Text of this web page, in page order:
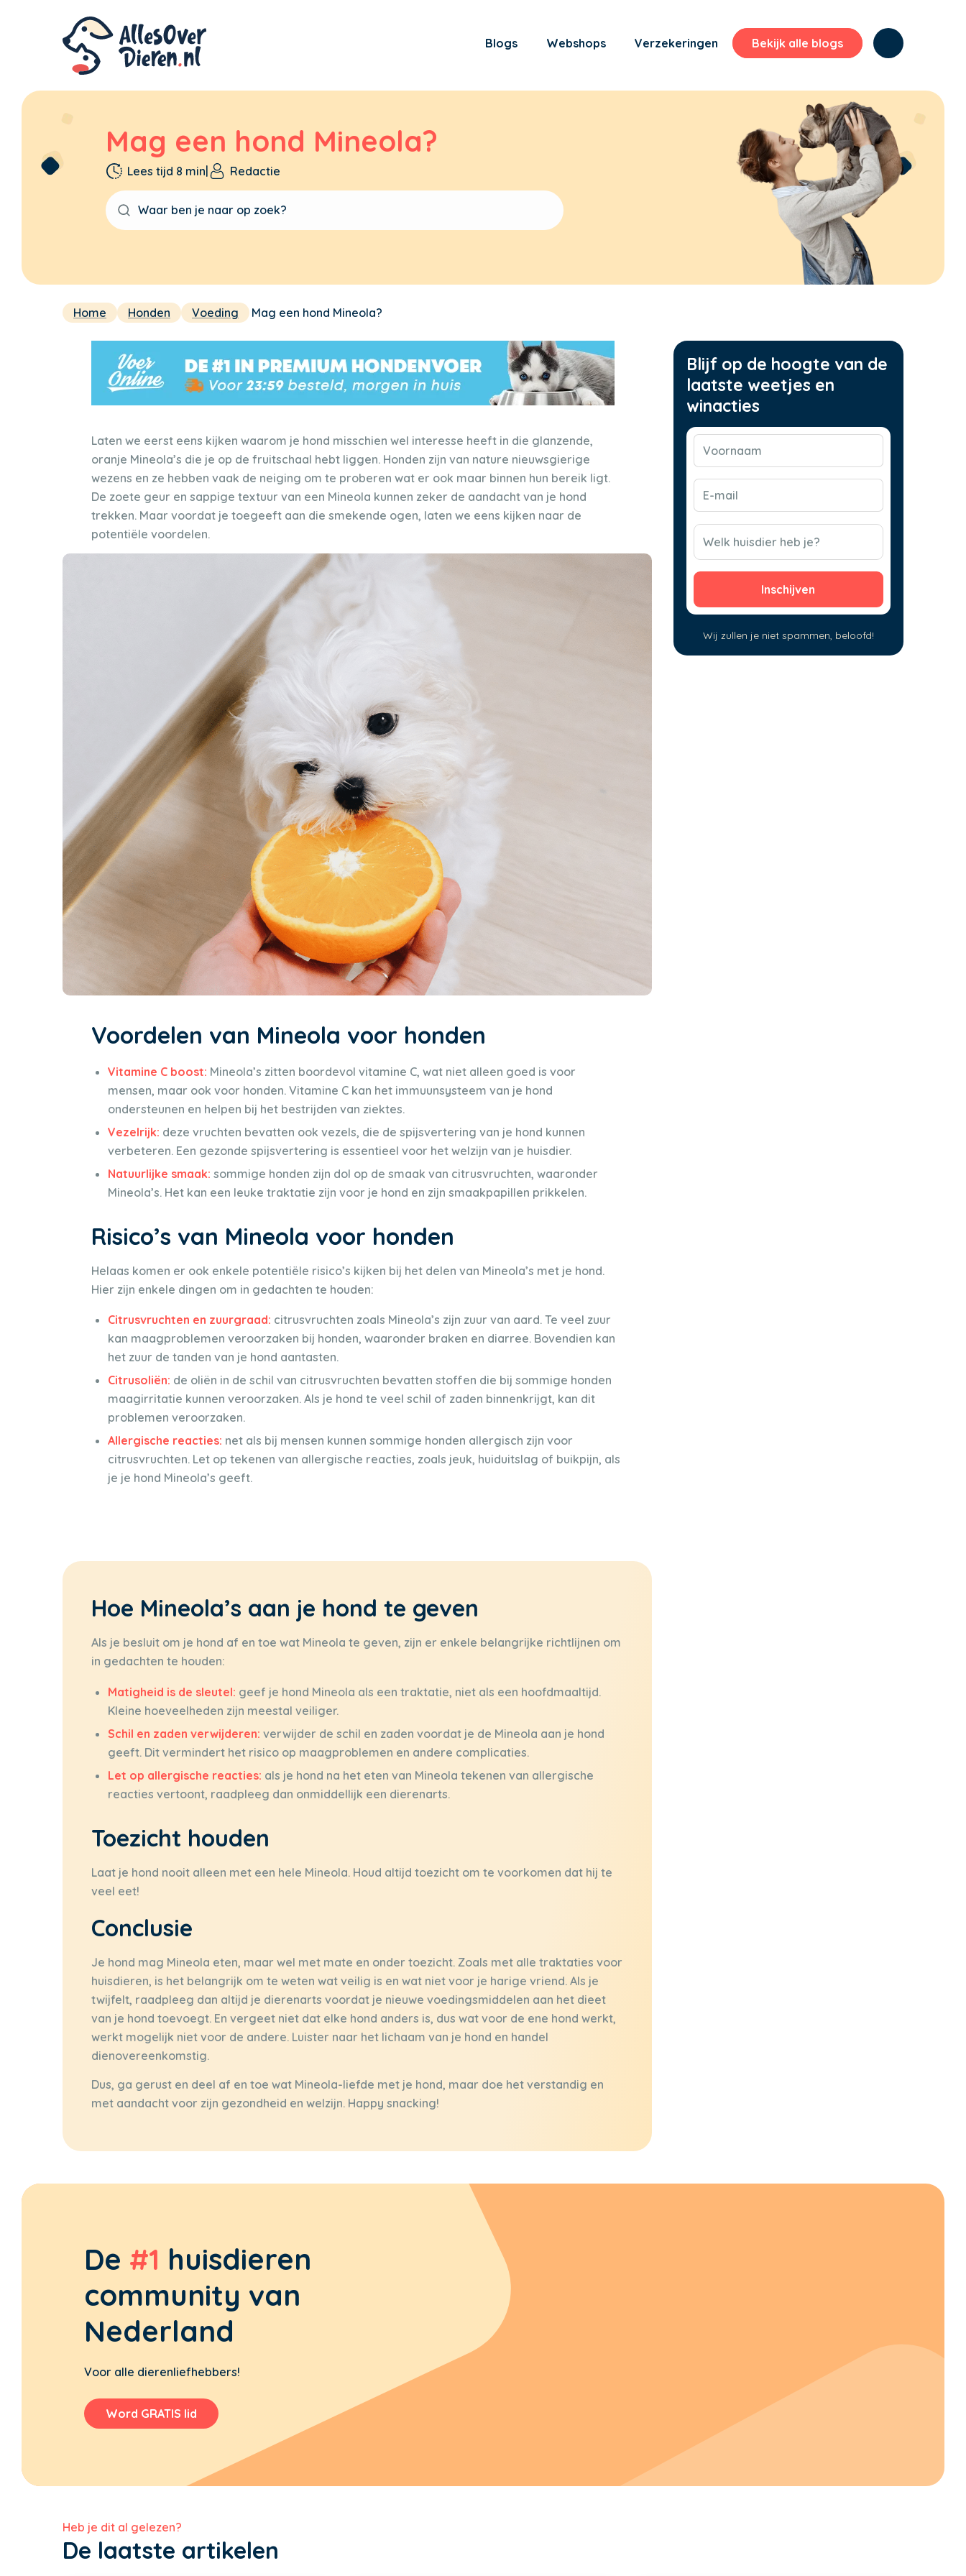
Blogs Webshops Verzekeringen Bekijk alle blogs
Mag een hond Mineola?
Lees tijd 8 min| Redactie
Home Honden Voeding Mag een hond Mineola?
Laten we eerst eens kijken waarom je hond misschien wel interesse heeft in die glanzende,
oranje Mineola’s die je op de fruitschaal hebt liggen. Honden zijn van nature nieuwsgierige
wezens en ze hebben vaak de neiging om te proberen wat er ook maar binnen hun bereik ligt.
De zoete geur en sappige textuur van een Mineola kunnen zeker de aandacht van je hond
trekken. Maar voordat je toegeeft aan die smekende ogen, laten we eens kijken naar de
potentiële voordelen.
Voordelen van Mineola voor honden
Vitamine C boost: Mineola’s zitten boordevol vitamine C, wat niet alleen goed is voor
mensen, maar ook voor honden. Vitamine C kan het immuunsysteem van je hond
ondersteunen en helpen bij het bestrijden van ziektes.
Vezelrijk: deze vruchten bevatten ook vezels, die de spijsvertering van je hond kunnen
verbeteren. Een gezonde spijsvertering is essentieel voor het welzijn van je huisdier.
Natuurlijke smaak: sommige honden zijn dol op de smaak van citrusvruchten, waaronder
Mineola’s. Het kan een leuke traktatie zijn voor je hond en zijn smaakpapillen prikkelen.
Risico’s van Mineola voor honden
Helaas komen er ook enkele potentiële risico’s kijken bij het delen van Mineola’s met je hond.
Hier zijn enkele dingen om in gedachten te houden:
Citrusvruchten en zuurgraad: citrusvruchten zoals Mineola’s zijn zuur van aard. Te veel zuur
kan maagproblemen veroorzaken bij honden, waaronder braken en diarree. Bovendien kan
het zuur de tanden van je hond aantasten.
Citrusoliën: de oliën in de schil van citrusvruchten bevatten stoffen die bij sommige honden
maagirritatie kunnen veroorzaken. Als je hond te veel schil of zaden binnenkrijgt, kan dit
problemen veroorzaken.
Allergische reacties: net als bij mensen kunnen sommige honden allergisch zijn voor
citrusvruchten. Let op tekenen van allergische reacties, zoals jeuk, huiduitslag of buikpijn, als
je je hond Mineola’s geeft.
Hoe Mineola’s aan je hond te geven
Als je besluit om je hond af en toe wat Mineola te geven, zijn er enkele belangrijke richtlijnen om
in gedachten te houden:
Matigheid is de sleutel: geef je hond Mineola als een traktatie, niet als een hoofdmaaltijd.
Kleine hoeveelheden zijn meestal veiliger.
Schil en zaden verwijderen: verwijder de schil en zaden voordat je de Mineola aan je hond
geeft. Dit vermindert het risico op maagproblemen en andere complicaties.
Let op allergische reacties: als je hond na het eten van Mineola tekenen van allergische
reacties vertoont, raadpleeg dan onmiddellijk een dierenarts.
Toezicht houden
Laat je hond nooit alleen met een hele Mineola. Houd altijd toezicht om te voorkomen dat hij te
veel eet!
Conclusie
Je hond mag Mineola eten, maar wel met mate en onder toezicht. Zoals met alle traktaties voor
huisdieren, is het belangrijk om te weten wat veilig is en wat niet voor je harige vriend. Als je
twijfelt, raadpleeg dan altijd je dierenarts voordat je nieuwe voedingsmiddelen aan het dieet
van je hond toevoegt. En vergeet niet dat elke hond anders is, dus wat voor de ene hond werkt,
werkt mogelijk niet voor de andere. Luister naar het lichaam van je hond en handel
dienovereenkomstig.
Dus, ga gerust en deel af en toe wat Mineola-liefde met je hond, maar doe het verstandig en
met aandacht voor zijn gezondheid en welzijn. Happy snacking!
Blijf op de hoogte van de
laatste weetjes en
winacties
Voornaam
E-
mail
CAPTCHA
Welk huisdier heb je?
Wij zullen je niet spammen, beloofd!
De #1 huisdieren
community van
Nederland
Voor alle dierenliefhebbers!
Word GRATIS lid
Heb je dit al gelezen?
De laatste artikelen